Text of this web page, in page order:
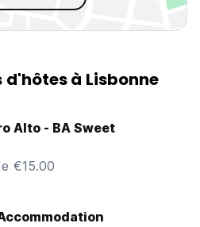
d'hôtes à Lisbonne
Alto - BA Sweet
€15.00